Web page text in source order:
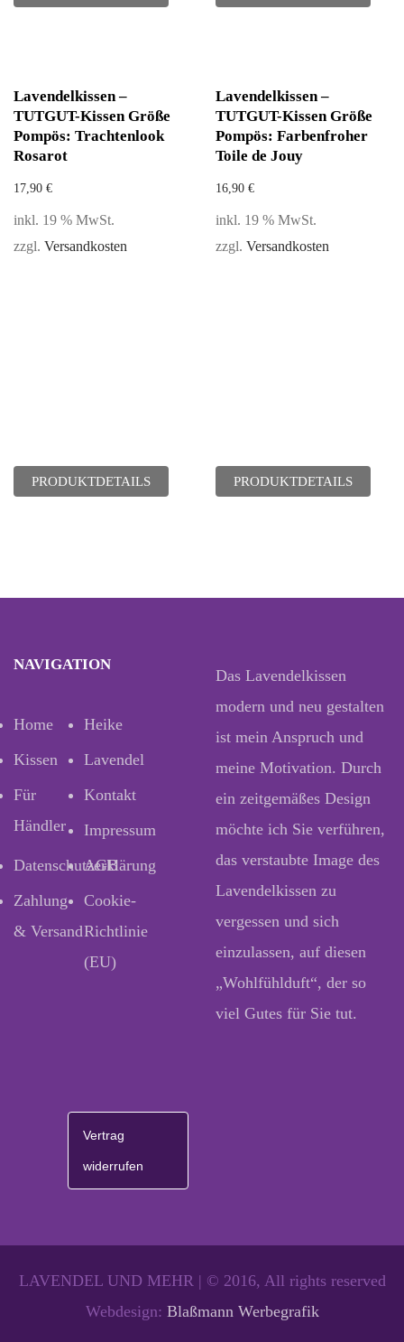
Lavendelkissen –
TUTGUT-Kissen Größe
Pompös: Trachtenlook
Rosarot
17,90 €
inkl. 19 % MwSt.
zzgl. Versandkosten
PRODUKTDETAILS
Lavendelkissen –
TUTGUT-Kissen Größe
Pompös: Farbenfroher
Toile de Jouy
16,90 €
inkl. 19 % MwSt.
zzgl. Versandkosten
PRODUKTDETAILS
NAVIGATION
Home
Heike
Kissen
Lavendel
Für
Händler
Kontakt
Impressum
Datenschutzerklärung
AGB
Zahlung
& Versand
Cookie-
Richtlinie
(EU)
Das Lavendelkissen
modern und neu gestalten
ist mein Anspruch und
meine Motivation. Durch
ein zeitgemäßes Design
möchte ich Sie verführen,
das verstaubte Image des
Lavendelkissen zu
vergessen und sich
einzulassen, auf diesen
„Wohlfühlduft“, der so
viel Gutes für Sie tut.
Vertrag
widerrufen
LAVENDEL UND MEHR | © 2016, All rights reserved
Webdesign: Blaßmann Werbegrafik